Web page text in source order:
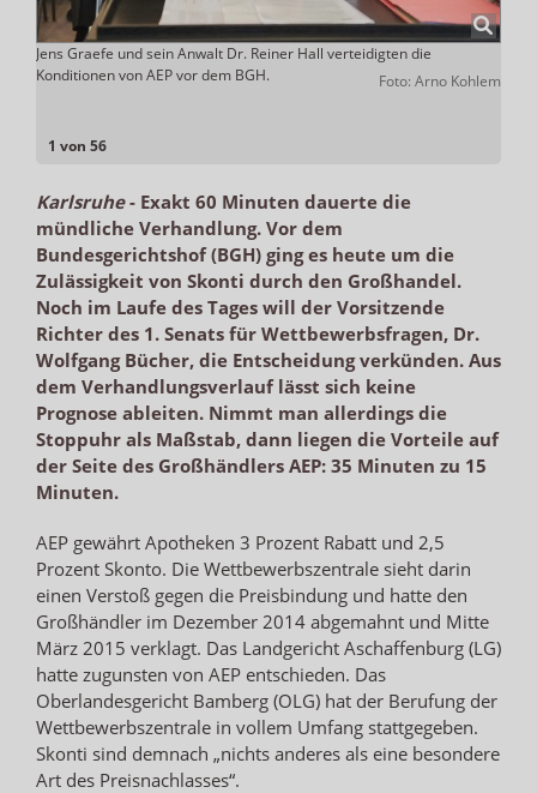
1 von 56
Jens Graefe und sein Anwalt Dr. Reiner Hall verteidigten die
Konditionen von AEP vor dem BGH.
Foto: Arno Kohlem
Karlsruhe- Exakt 60 Minuten dauerte die
mündliche Verhandlung. Vor dem
Bundesgerichtshof (BGH) ging es heute um die
Zulässigkeit von Skonti durch den Großhandel.
Noch im Laufe des Tages will der Vorsitzende
Richter des 1. Senats für Wettbewerbsfragen, Dr.
Wolfgang Bücher, die Entscheidung verkünden. Aus
dem Verhandlungsverlauf lässt sich keine
Prognose ableiten. Nimmt man allerdings die
Stoppuhr als Maßstab, dann liegen die Vorteile auf
der Seite des Großhändlers AEP: 35 Minuten zu 15
Minuten.
AEP gewährt Apotheken 3 Prozent Rabatt und 2,5
Prozent Skonto. Die Wettbewerbszentrale sieht darin
einen Verstoß gegen die Preisbindung und hatte den
Großhändler im Dezember 2014 abgemahnt und Mitte
März 2015 verklagt. Das Landgericht Aschaffenburg (LG)
hatte zugunsten von AEP entschieden. Das
Oberlandesgericht Bamberg (OLG) hat der Berufung der
Wettbewerbszentrale in vollem Umfang stattgegeben.
Skonti sind demnach „nichts anderes als eine besondere
Art des Preisnachlasses“.